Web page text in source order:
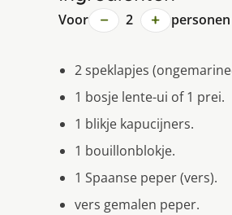
Voor − 2 + personen
2 speklapjes
1 bosje lente-ui of 1 prei.
1 blikje kapucijners.
1 bouillonblokje.
1 Spaanse peper (vers).
vers gemalen peper.